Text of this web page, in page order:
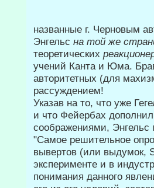
названные г. Черновым
Энгельс на той же
теоретических
учений Канта и Юма.
авторитетных (для
рассуждением!
Указав на то, что уже
и что Фейербах
соображениями, Энгельс
"Самое решительное
вывертов (или выдумок,
эксперименте и в
понимания данного